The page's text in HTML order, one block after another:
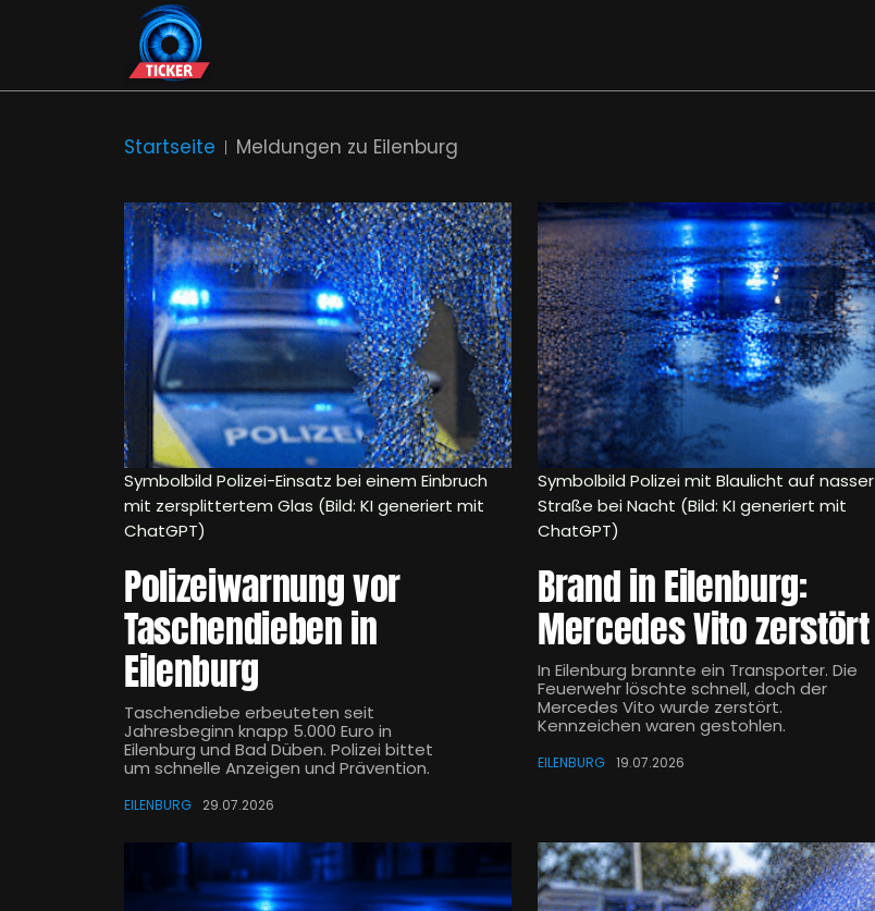
Startseite Meldungen zu Eilenburg
Symbolbild Polizei-Einsatz bei einem Einbruch
mit zersplittertem Glas (Bild: KI generiert mit
ChatGPT)
Polizeiwarnung vor
Taschendieben in
Eilenburg
Taschendiebe erbeuteten seit
Jahresbeginn knapp 5.000 Euro in
Eilenburg und Bad Düben. Polizei bittet
um schnelle Anzeigen und Prävention.
EILENBURG 29.07.2026
Symbolbild Polizei mit Blaulicht auf nasser
Straße bei Nacht (Bild: KI generiert mit
ChatGPT)
Brand in Eilenburg:
Mercedes Vito zerstört
In Eilenburg brannte ein Transporter. Die
Feuerwehr löschte schnell, doch der
Mercedes Vito wurde zerstört.
Kennzeichen waren gestohlen.
EILENBURG 19.07.2026